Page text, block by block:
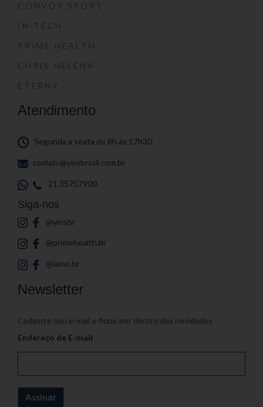
CONVOY SPORT
IN-TECH
PRIME HEALTH
CHRIS HELENA
ETERNY
Atendimento
Segunda a sexta de 8h às 17h30
contato@yinsbrasil.com.br
21 35757900
Siga-nos
@yinsbr
@primehealth.br
@iamo.br
Newsletter
Cadastre seu e-mail e fique por dentro das novidades
Endereço de E-mail